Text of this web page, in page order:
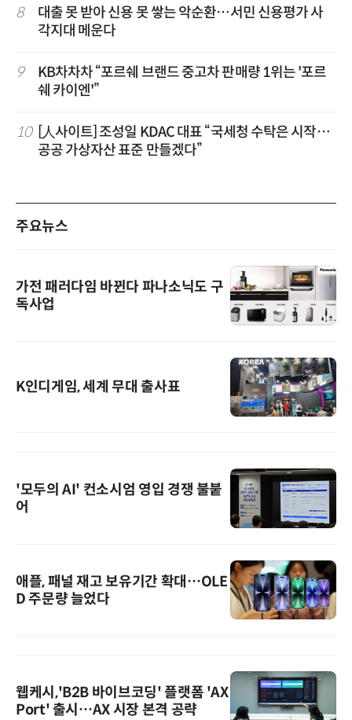
8
대출 못 받아 신용 못 쌓는 악순환…서민 신용평가 사
각지대 메운다
9
KB차차차 “포르쉐 브랜드 중고차 판매량 1위는 '포르
쉐 카이엔'”
10
[人사이트] 조성일 KDAC 대표 “국세청 수탁은 시작…
공공 가상자산 표준 만들겠다”
주요뉴스
가전 패러다임 바뀐다 파나소닉도 구
독사업
K인디게임, 세계 무대 출사표
'모두의 AI' 컨소시엄 영입 경쟁 불붙
어
애플, 패널 재고 보유기간 확대…OLE
D 주문량 늘었다
웹케시,'B2B 바이브코딩' 플랫폼 'AX
Port' 출시…AX 시장 본격 공략